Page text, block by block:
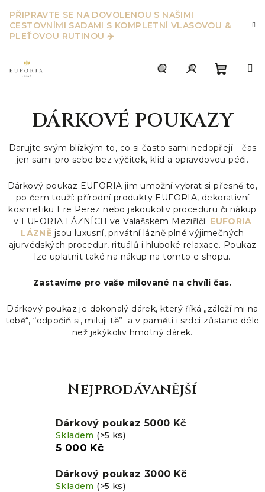
na
obsah
PŘIPRAVTE SE NA DOVOLENOU S NAŠIMI
CESTOVNÍMI SADAMI S KOMPLETNÍ VLASOVOU &
PLEŤOVOU RUTINOU ✈️
košík
DÁRKOVÉ POUKAZY
Darujte svým blízkým to, co si často sami nedopřejí – čas
jen sami pro sebe bez výčitek, klid a opravdovou péči.
Dárkový poukaz EUFORIA jim umožní vybrat si přesně to,
po čem touží: přírodní produkty EUFORIA, dekorativní
kosmetiku Ere Perez nebo jakoukoliv proceduru či nákup
v EUFORIA LÁZNÍCH ve Valašském Meziříčí. EUFORIA
LÁZNĚ jsou luxusní, privátní lázně plné výjimečných
ajurvédských procedur, rituálů i hluboké relaxace. Poukaz
lze uplatnit také na nákup na tomto e-shopu.
Zastavíme pro vaše milované na chvíli čas.
Dárkový poukaz je dokonalý dárek, který říká „záleží mi na
tobě“, “odpočiň si, miluji tě” a v paměti i srdci zůstane déle
než jakýkoliv hmotný dárek.
Nejprodávanější
Dárkový poukaz 5000 Kč
Skladem (>5 ks)
5 000 Kč
Dárkový poukaz 3000 Kč
Skladem (>5 ks)